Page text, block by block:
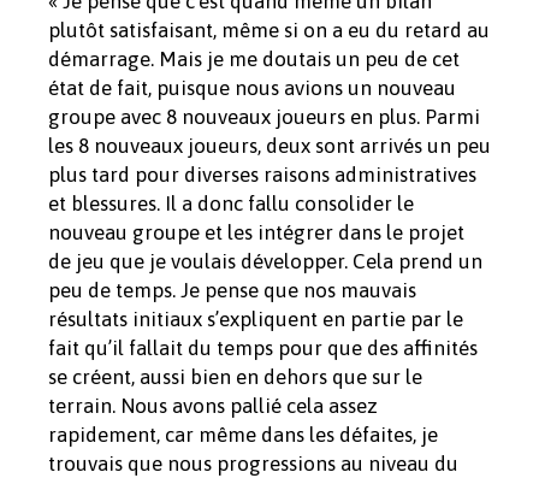
plutôt satisfaisant, même si on a eu du retard au
démarrage. Mais je me doutais un peu de cet
état de fait, puisque nous avions un nouveau
groupe avec 8 nouveaux joueurs en plus. Parmi
les 8 nouveaux joueurs, deux sont arrivés un peu
plus tard pour diverses raisons administratives
et blessures. Il a donc fallu consolider le
nouveau groupe et les intégrer dans le projet
de jeu que je voulais développer. Cela prend un
peu de temps. Je pense que nos mauvais
résultats initiaux s’expliquent en partie par le
fait qu’il fallait du temps pour que des affinités
se créent, aussi bien en dehors que sur le
terrain. Nous avons pallié cela assez
rapidement, car même dans les défaites, je
trouvais que nous progressions au niveau du